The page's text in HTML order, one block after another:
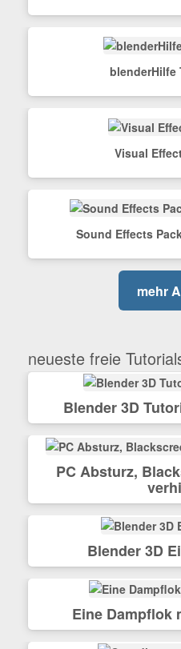
blenderHilfe
Visual
Sound Effects
mehr
neueste freie
Blender 3D
PC Absturz,
Blender 3D
Eine Dampflok